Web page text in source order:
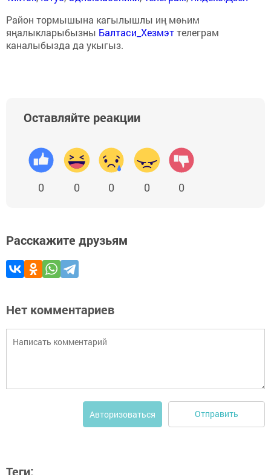
Район тормышына кагылышлы иң мөһим
яңалыкларыбызны Балтаси_Хезмэттелеграм
каналыбызда да укыгыз.
Оставляйте реакции
0 0 0 0 0
Расскажите друзьям
Нет комментариев
Авторизоваться Отправить
Теги: